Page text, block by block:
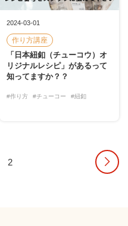
2024-03-01
作り方講座
「日本紐釦（チューコウ）オ
リジナルレシピ」があるって
知ってますか？？
#作り方 #チューコー #紐釦
2